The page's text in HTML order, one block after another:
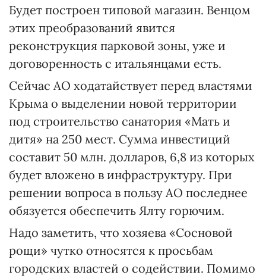
Будет построен типовой магазин. Венцом
этих преобразований явится
реконструкция парковой зоны, уже и
договоренность с итальянцами есть.
Сейчас АО ходатайствует перед властями
Крыма о выделении новой территории
под строительство санатория «Мать и
дитя» на 250 мест. Сумма инвестиций
составит 50 млн. долларов, 6,8 из которых
будет вложено в инфраструктуру. При
решении вопроса в пользу АО последнее
обязуется обеспечить Ялту горючим.
Надо заметить, что хозяева «Сосновой
рощи» чутко относятся к просьбам
городских властей о содействии. Помимо